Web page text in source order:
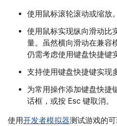
使用鼠标滚轮滚动或缩放。
使用鼠标实现纵向滑动比
量。虽然横向滑动在兼容
仍需考虑使用键盘快捷键
支持使用键盘快捷键实现
为常用操作添加键盘快捷
话框，或按 Esc 键取消。
使用开发者模拟器测试游戏的可